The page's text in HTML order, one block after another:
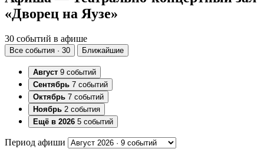
«Дворец на Яузе»
30 событий в афише
Все события · 30 Ближайшие
Август 9 событий
Сентябрь 7 событий
Октябрь 7 событий
Ноябрь 2 события
Ещё в 2026 5 событий
Период афиши